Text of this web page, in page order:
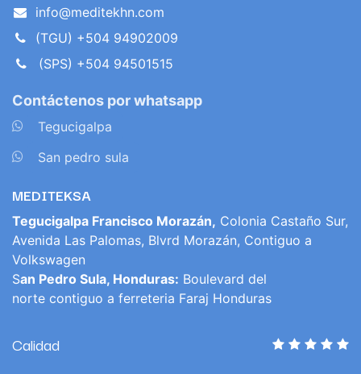
info@meditekhn.com
(TGU) +504 94902009
(SPS) +504 94501515
Contáctenos por whatsapp
Tegucigalpa
San pedro sula
MEDITEKSA
Tegucigalpa Francisco Morazán, Colonia Castaño Sur,
Avenida Las Palomas, Blvrd Morazán, Contiguo a
Volkswagen
San Pedro Sula, Honduras: Boulevard del
norte contiguo a ferreteria Faraj Honduras
Calidad